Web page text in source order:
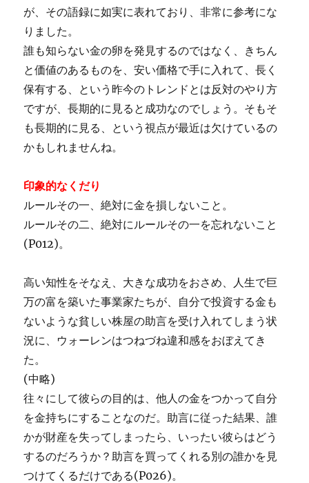
が、その語録に如実に表れており、非常に参考にな
りました。
誰も知らない金の卵を発見するのではなく、きちん
と価値のあるものを、安い価格で手に入れて、長く
保有する、という昨今のトレンドとは反対のやり方
ですが、長期的に見ると成功なのでしょう。そもそ
も長期的に見る、という視点が最近は欠けているの
かもしれませんね。
印象的なくだり
ルールその一、絶対に金を損しないこと。
ルールその二、絶対にルールその一を忘れないこと
(P012)。
高い知性をそなえ、大きな成功をおさめ、人生で巨
万の富を築いた事業家たちが、自分で投資する金も
ないような貧しい株屋の助言を受け入れてしまう状
況に、ウォーレンはつねづね違和感をおぼえてき
た。
(中略)
往々にして彼らの目的は、他人の金をつかって自分
を金持ちにすることなのだ。助言に従った結果、誰
かが財産を失ってしまったら、いったい彼らはどう
するのだろうか？助言を買ってくれる別の誰かを見
つけてくるだけである(P026)。